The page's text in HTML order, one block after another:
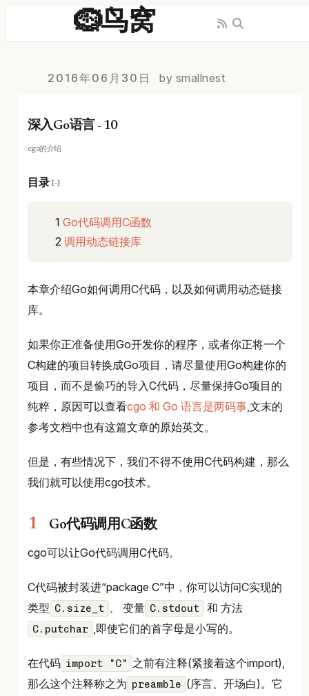
🪹鸟窝
2016年06月30日 by smallnest
深入Go语言 - 10
cgo的介绍
目录 [−]
Go代码调用C函数
调用动态链接库
本章介绍Go如何调用C代码，以及如何调用动态链接
库。
如果你正准备使用Go开发你的程序，或者你正将一个
C构建的项目转换成Go项目，请尽量使用Go构建你的
项目，而不是偷巧的导入C代码，尽量保持Go项目的
纯粹，原因可以查看cgo 和 Go 语言是两码事,文末的
参考文档中也有这篇文章的原始英文。
但是，有些情况下，我们不得不使用C代码构建，那么
我们就可以使用cgo技术。
Go代码调用C函数
cgo可以让Go代码调用C代码。
C代码被封装进“package C”中，你可以访问C实现的
类型 C.size_t 、 变量 C.stdout 和 方法
C.putchar ,即使它们的首字母是小写的。
在代码 import "C" 之前有注释(紧接着这个import),
那么这个注释称之为 preamble (序言、开场白)。它